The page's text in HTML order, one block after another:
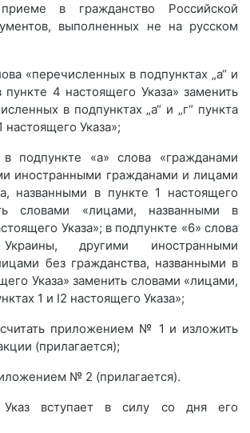
в гражданство Российской
выполненных не на русском
«перечисленных в подпунктах „а“ и
пункте 4 настоящего Указа» заменить
в подпунктах „а“ и „г“ пункта
настоящего Указа»;
подпункте «а» слова «гражданами
иностранными гражданами и лицами
названными в пункте 1 настоящего
словами «лицами, названными в
Указа»; в подпункте «6» слова
другими иностранными
без гражданства, названными в
Указа» заменить словами «лицами,
1 и I2 настоящего Указа»;
приложением № 1 и изложить
(прилагается);
№ 2 (прилагается).
вступает в силу со дня его